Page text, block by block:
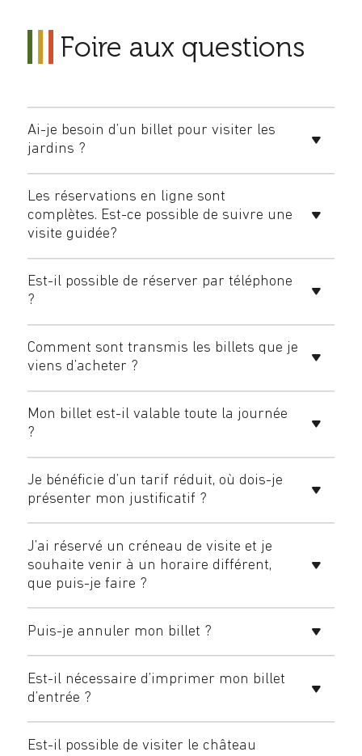
Foire aux questions
Ai-je besoin d’un billet pour visiter les
jardins ?
Les réservations en ligne sont
complètes. Est-ce possible de suivre une
visite guidée?
Est-il possible de réserver par téléphone
?
Comment sont transmis les billets que je
viens d’acheter ?
Mon billet est-il valable toute la journée
?
Je bénéficie d’un tarif réduit, où dois-je
présenter mon justificatif ?
J’ai réservé un créneau de visite et je
souhaite venir à un horaire différent,
que puis-je faire ?
Puis-je annuler mon billet ?
Est-il nécessaire d’imprimer mon billet
d’entrée ?
Est-il possible de visiter le château